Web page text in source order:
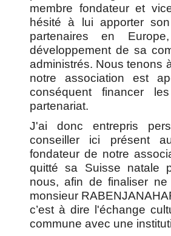
membre fondateur et
hésité à lui apporter
partenaires en
développement de sa
administrés. Nous tenons
notre association est
conséquent financer
partenariat.
J'ai donc entrepris
conseiller ici présent
fondateur de notre
quitté sa Suisse natale
nous, afin de finaliser
monsieur
c’est à dire l'échange
commune avec une